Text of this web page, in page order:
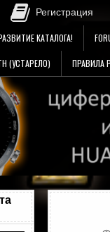
КАТАЛОГА!
(УСТАРЕЛО) ПРАВИЛА
Регистрация